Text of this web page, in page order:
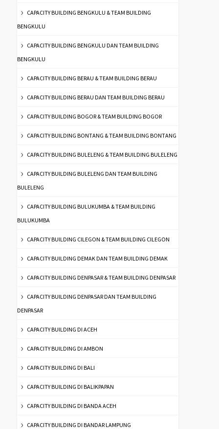
CAPACITY BUILDING BENGKULU & TEAM BUILDING
BENGKULU
CAPACITY BUILDING BENGKULU DAN TEAM BUILDING
BENGKULU
CAPACITY BUILDING BERAU & TEAM BUILDING BERAU
CAPACITY BUILDING BERAU DAN TEAM BUILDING BERAU
CAPACITY BUILDING BOGOR & TEAM BUILDING BOGOR
CAPACITY BUILDING BONTANG & TEAM BUILDING BONTANG
CAPACITY BUILDING BULELENG & TEAM BUILDING BULELENG
CAPACITY BUILDING BULELENG DAN TEAM BUILDING
BULELENG
CAPACITY BUILDING BULUKUMBA & TEAM BUILDING
BULUKUMBA
CAPACITY BUILDING CILEGON & TEAM BUILDING CILEGON
CAPACITY BUILDING DEMAK DAN TEAM BUILDING DEMAK
CAPACITY BUILDING DENPASAR & TEAM BUILDING DENPASAR
CAPACITY BUILDING DENPASAR DAN TEAM BUILDING
DENPASAR
CAPACITY BUILDING DI ACEH
CAPACITY BUILDING DI AMBON
CAPACITY BUILDING DI BALI
CAPACITY BUILDING DI BALIKPAPAN
CAPACITY BUILDING DI BANDA ACEH
CAPACITY BUILDING DI BANDAR LAMPUNG